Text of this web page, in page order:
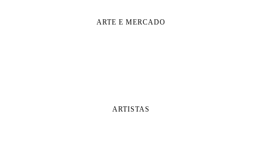
ARTE E MERCADO
ARTISTAS